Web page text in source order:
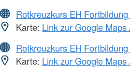
Rotkreuzkurs EH
Karte: Link zur Google Maps
Rotkreuzkurs EH
Karte: Link zur Google Maps